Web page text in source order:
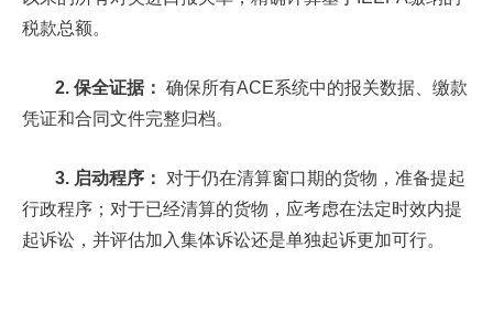
税款总额。
2. 保全证据： 确保所有ACE系统中的报关数据、缴款
凭证和合同文件完整归档。
3. 启动程序：
对于仍在清算窗口期的货物，准备提起
行政程序；对于已经清算的货物，应考虑在法定时效内提
起诉讼，并评估加入集体诉讼还是单独起诉更加可行。